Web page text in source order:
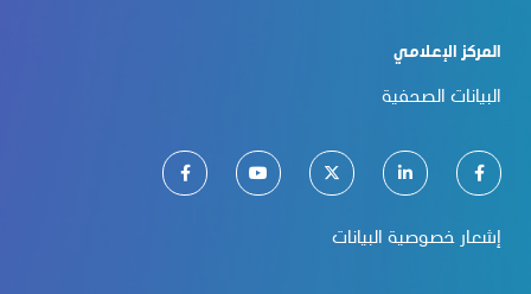
المركز الإعلامي
البيانات الصحفية
إشعار خصوصية البيانات